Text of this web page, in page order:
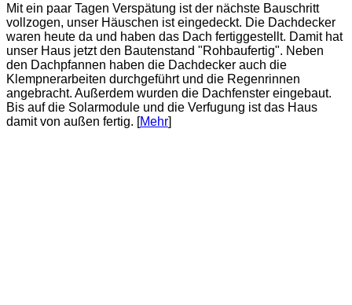
Mit ein paar Tagen Verspätung ist der nächste Bauschritt
vollzogen, unser Häuschen ist eingedeckt. Die Dachdecker
waren heute da und haben das Dach fertiggestellt. Damit hat
unser Haus jetzt den Bautenstand "Rohbaufertig". Neben
den Dachpfannen haben die Dachdecker auch die
Klempnerarbeiten durchgeführt und die Regenrinnen
angebracht. Außerdem wurden die Dachfenster eingebaut.
Bis auf die Solarmodule und die Verfugung ist das Haus
damit von außen fertig. [Mehr]